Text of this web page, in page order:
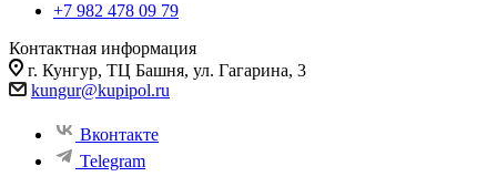
+7 982 478 09 79
Контактная информация
г. Кунгур, ТЦ Башня, ул. Гагарина, 3
kungur@kupipol.ru
Вконтакте
Telegram